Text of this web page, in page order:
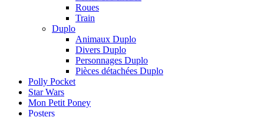
Roues
Train
Duplo
Animaux Duplo
Divers Duplo
Personnages Duplo
Pièces détachées Duplo
Polly Pocket
Star Wars
Mon Petit Poney
Posters